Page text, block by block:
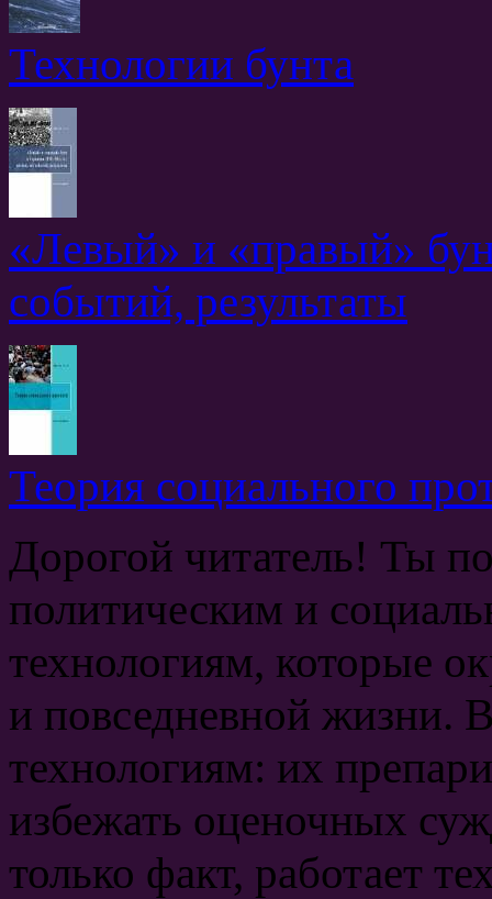
Технологии бунта
«Левый» и «правый»
событий, результаты
Теория социального
Дорогой читатель! Ты
политическим и
технологиям, которые
и повседневной жизни.
технологиям: их
избежать оценочных
только факт, работает